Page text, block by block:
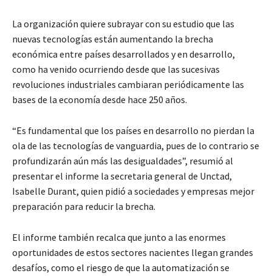
La organización quiere subrayar con su estudio que las
nuevas tecnologías están aumentando la brecha
económica entre países desarrollados y en desarrollo,
como ha venido ocurriendo desde que las sucesivas
revoluciones industriales cambiaran periódicamente las
bases de la economía desde hace 250 años.
“Es fundamental que los países en desarrollo no pierdan la
ola de las tecnologías de vanguardia, pues de lo contrario se
profundizarán aún más las desigualdades”, resumió al
presentar el informe la secretaria general de Unctad,
Isabelle Durant, quien pidió a sociedades y empresas mejor
preparación para reducir la brecha.
El informe también recalca que junto a las enormes
oportunidades de estos sectores nacientes llegan grandes
desafíos, como el riesgo de que la automatización se